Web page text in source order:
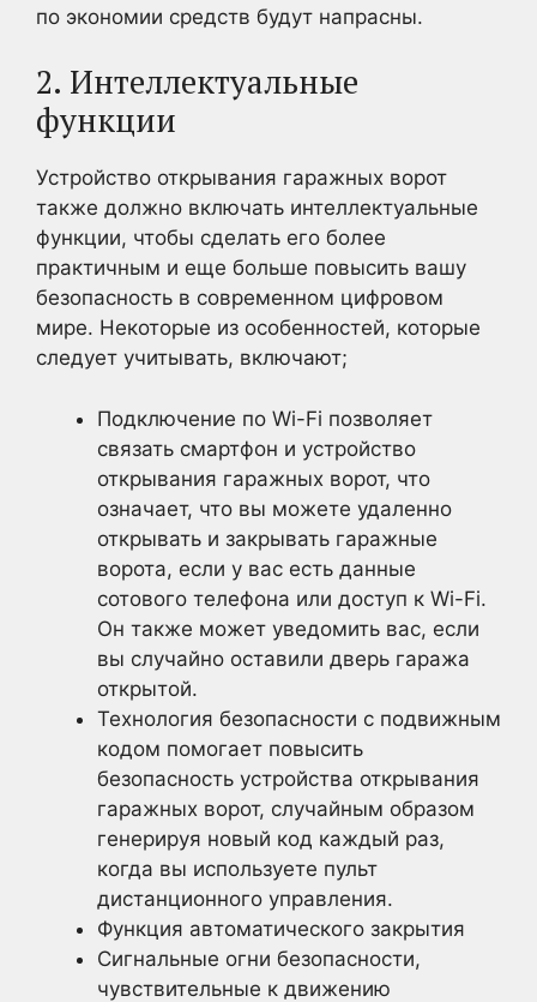
по экономии средств будут напрасны.
2. Интеллектуальные
функции
Устройство открывания гаражных ворот
также должно включать интеллектуальные
функции, чтобы сделать его более
практичным и еще больше повысить вашу
безопасность в современном цифровом
мире. Некоторые из особенностей, которые
следует учитывать, включают;
Подключение по Wi-Fi позволяет
связать смартфон и устройство
открывания гаражных ворот, что
означает, что вы можете удаленно
открывать и закрывать гаражные
ворота, если у вас есть данные
сотового телефона или доступ к Wi-Fi.
Он также может уведомить вас, если
вы случайно оставили дверь гаража
открытой.
Технология безопасности с подвижным
кодом помогает повысить
безопасность устройства открывания
гаражных ворот, случайным образом
генерируя новый код каждый раз,
когда вы используете пульт
дистанционного управления.
Функция автоматического закрытия
Сигнальные огни безопасности,
чувствительные к движению